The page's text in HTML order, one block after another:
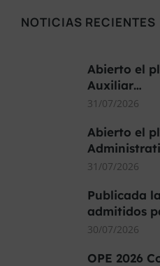
NOTICIAS RECIENTES
Abierto el
Auxiliar…
31/07/2026
Abierto el
31/07/2026
Publicada
admitidos
30/07/2026
OPE 2026